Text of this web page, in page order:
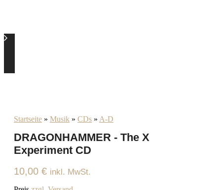
Startseite » Musik » CDs » A-D
DRAGONHAMMER - The X
Experiment CD
10,00 € inkl. MwSt.